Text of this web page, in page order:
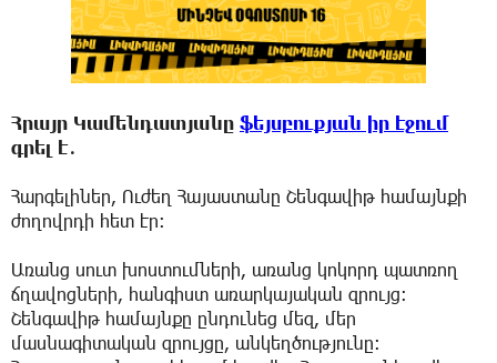
Հրայր Կամենդատյանը ֆեյսբուքյան իր էջում
գրել է․
Հարգելիներ, Ուժեղ Հայաստանը Շենգավիթ համայնքի
ժողովրդի հետ էր։
Առանց սուտ խոստումների, առանց կոկորդ պատռող
ճղավոցների, հանգիստ առարկայական զրույց։
Շենգավիթ համայնքը ընդունեց մեզ, մեր
մասնագիտական զրույցը, անկեղծությունը։